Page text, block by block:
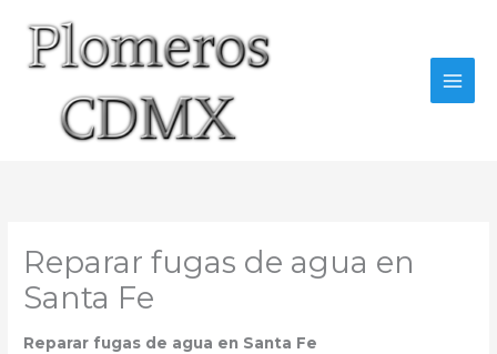
contenido
Reparar fugas de agua en
Santa Fe
Reparar fugas de agua en Santa Fe